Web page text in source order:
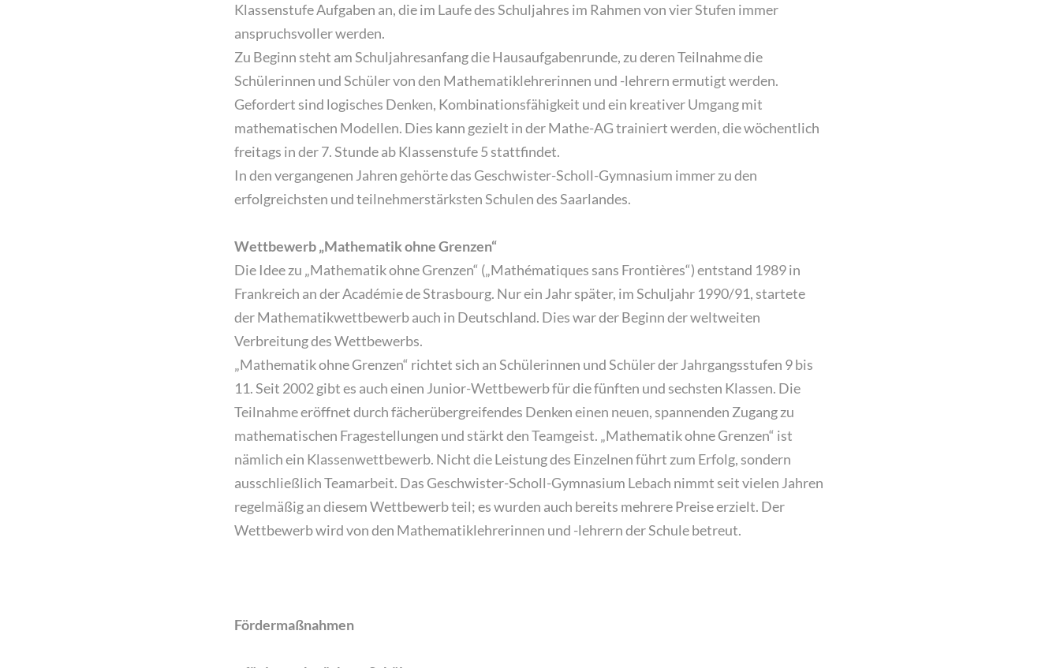
Klassenstufe Aufgaben an, die im Laufe des Schuljahres im Rahmen von vier Stufen immer
anspruchsvoller werden.
Zu Beginn steht am Schuljahresanfang die Hausaufgabenrunde, zu deren Teilnahme die
Schülerinnen und Schüler von den Mathematiklehrerinnen und -lehrern ermutigt werden.
Gefordert sind logisches Denken, Kombinationsfähigkeit und ein kreativer Umgang mit
mathematischen Modellen. Dies kann gezielt in der Mathe-AG trainiert werden, die wöchentlich
freitags in der 7. Stunde ab Klassenstufe 5 stattfindet.
In den vergangenen Jahren gehörte das Geschwister-Scholl-Gymnasium immer zu den
erfolgreichsten und teilnehmerstärksten Schulen des Saarlandes.
Wettbewerb „Mathematik ohne Grenzen“
Die Idee zu „Mathematik ohne Grenzen“ („Mathématiques sans Frontières“) entstand 1989 in
Frankreich an der Académie de Strasbourg. Nur ein Jahr später, im Schuljahr 1990/91, startete
der Mathematikwettbewerb auch in Deutschland. Dies war der Beginn der weltweiten
Verbreitung des Wettbewerbs.
„Mathematik ohne Grenzen“ richtet sich an Schülerinnen und Schüler der Jahrgangsstufen 9 bis
11. Seit 2002 gibt es auch einen Junior-Wettbewerb für die fünften und sechsten Klassen. Die
Teilnahme eröffnet durch fächerübergreifendes Denken einen neuen, spannenden Zugang zu
mathematischen Fragestellungen und stärkt den Teamgeist. „Mathematik ohne Grenzen“ ist
nämlich ein Klassenwettbewerb. Nicht die Leistung des Einzelnen führt zum Erfolg, sondern
ausschließlich Teamarbeit. Das Geschwister-Scholl-Gymnasium Lebach nimmt seit vielen Jahren
regelmäßig an diesem Wettbewerb teil; es wurden auch bereits mehrere Preise erzielt. Der
Wettbewerb wird von den Mathematiklehrerinnen und -lehrern der Schule betreut.
Fördermaßnahmen